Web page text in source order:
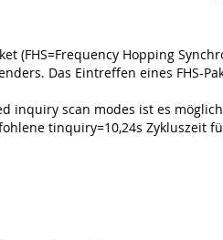
(FHS=Frequency Hopping
Das Eintreffen eines FHS-
inquiry scan modes ist es
tinquiry=10,24s Zykluszeit